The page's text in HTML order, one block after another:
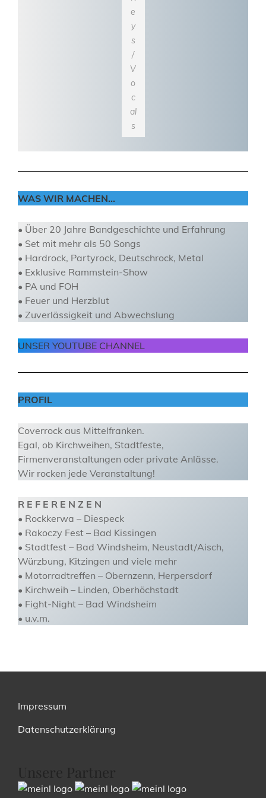
e
y
s
/
V
o
c
al
s
WAS WIR MACHEN...
• Über 20 Jahre Bandgeschichte und Erfahrung
• Set mit mehr als 50 Songs
• Hardrock, Partyrock, Deutschrock, Metal
• Exklusive Rammstein-Show
• PA und FOH
• Feuer und Herzblut
• Zuverlässigkeit und Abwechslung
UNSER YOUTUBE CHANNEL
PROFIL
Coverrock aus Mittelfranken.
Egal, ob Kirchweihen, Stadtfeste,
Firmenveranstaltungen oder private Anlässe.
Wir rocken jede Veranstaltung!
R E F E R E N Z E N
• Rockkerwa – Diespeck
• Rakoczy Fest – Bad Kissingen
• Stadtfest – Bad Windsheim, Neustadt/Aisch,
Würzbung, Kitzingen und viele mehr
• Motorradtreffen – Obernzenn, Herpersdorf
• Kirchweih – Linden, Oberhöchstadt
• Fight-Night – Bad Windsheim
• u.v.m.
Impressum
Datenschutzerklärung